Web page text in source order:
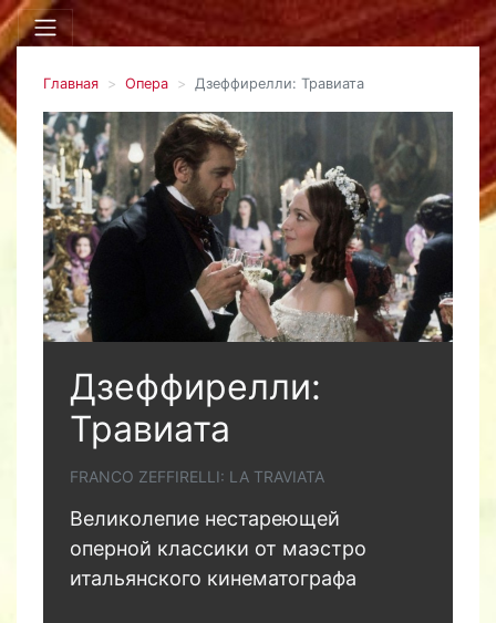
Главная Опера Дзеффирелли: Травиата
Дзеффирелли:
Травиата
FRANCO ZEFFIRELLI: LA TRAVIATA
Великолепие нестареющей
оперной классики от маэстро
итальянского кинематографа